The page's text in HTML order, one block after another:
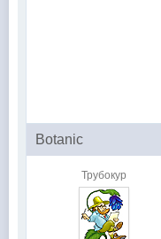
Botanic
Трубокур